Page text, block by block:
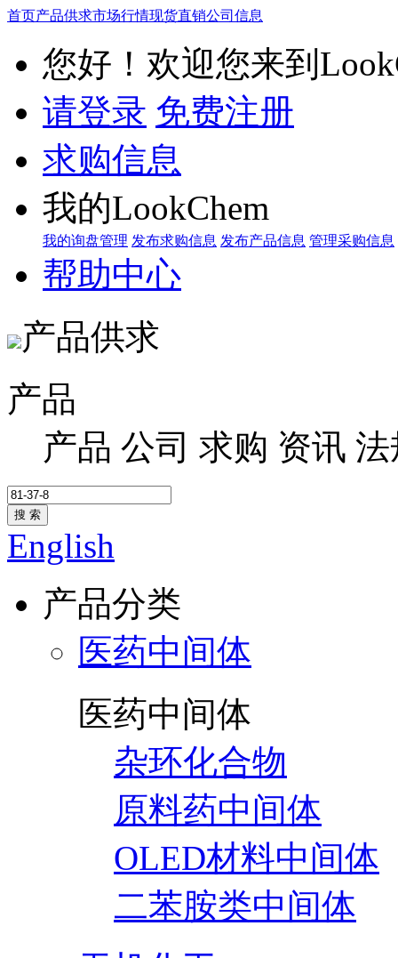
首页产品供求市场行情现货直销公司信息
您好！欢迎您来到
请登录 免费注册
求购信息
我的LookChem
我的询盘管理 发布求购信息 发布产品信息 管理采购信息
帮助中心
产品供求
产品
产品 公司 求购 资讯 法
搜 索
English
产品分类
医药中间体
医药中间体
杂环化合物
原料药中间体
OLED材料中间体
二苯胺类中间体